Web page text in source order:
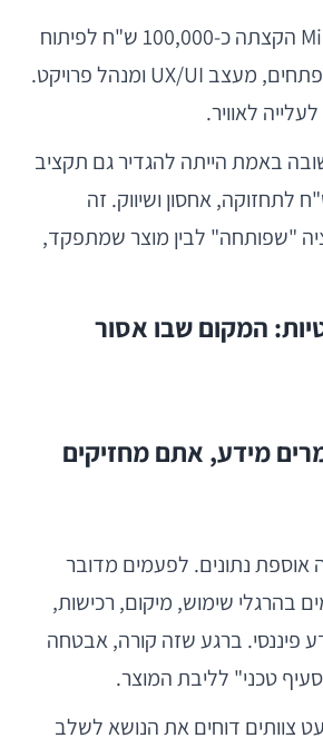
MindfulMeditation הקצתה כ-100,000 ש"ח לפיתוח
הראשוני, עם שני מפתחים, מעצב UX/UI ומנהל פרויקט.
לאוויר.
באמת הייתה להגדיר גם תקציב
של 5,000 ש"ח לתחזוקה, אחסון ושיווק. זה
"שפותחה" לבין מוצר שמתפקד,
המקום שבו אסור
מידע, אתם מחזיקים
אוספת נתונים. לפעמים מדובר
בהרגלי שימוש, מיקום, רכישות,
פיננסי. ברגע שזה קורה, אבטחה
טכני" לליבת המוצר.
צוותים דוחים את הנושא לשלב